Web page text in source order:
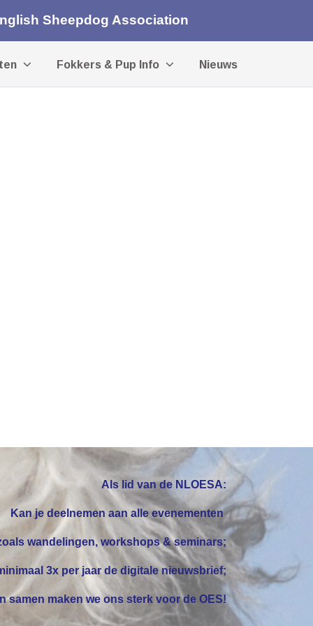
Sheepdog Association
Fokkers & Pup Info Nieuws
Als lid van de NLOESA:
Kan je deelnemen aan alle evenementen
wandelingen, workshops & seminars;
3x per jaar de digitale nieuwsbrief;
samen maken we ons sterk voor de OES!